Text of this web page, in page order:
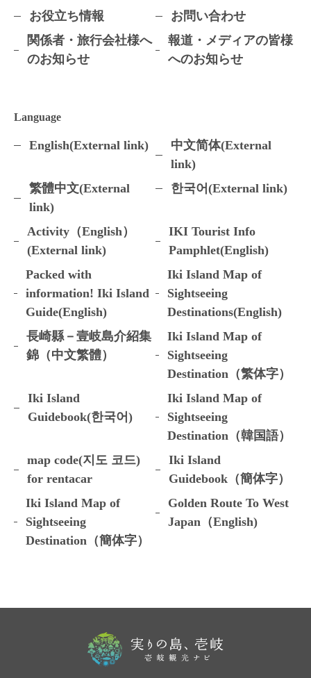
お役立ち情報
お問い合わせ
関係者・旅行会社様へ
のお知らせ
報道・メディアの皆様
へのお知らせ
Language
English(External link)
中文简体(External
link)
繁體中文(External
link)
한국어(External link)
Activity（English）
(External link)
IKI Tourist Info
Pamphlet(English)
Packed with
information! Iki Island
Guide(English)
Iki Island Map of
Sightseeing
Destinations(English)
長崎縣－壹岐島介紹集
錦（中文繁體）
Iki Island Map of
Sightseeing
Destination（繁体字）
Iki Island
Guidebook(한국어)
Iki Island Map of
Sightseeing
Destination（韓国語）
map code(지도 코드)
for rentacar
Iki Island
Guidebook（簡体字）
Iki Island Map of
Sightseeing
Destination（簡体字）
Golden Route To West
Japan（English)